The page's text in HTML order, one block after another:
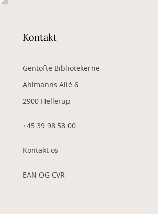
Kontakt
Gentofte Bibliotekerne
Ahlmanns Allé 6
2900 Hellerup
+45 39 98 58 00
Kontakt os
EAN OG CVR